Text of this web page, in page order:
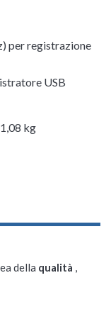
per registrazione
USB
kg
della qualità ,